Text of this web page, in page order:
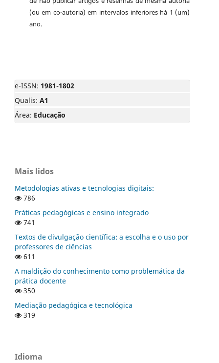
(ou em co-autoria) em intervalos inferiores há 1 (um)
ano.
e-ISSN: 1981-1802
Qualis: A1
Área: Educação
Mais lidos
Metodologias ativas e tecnologias digitais:
786
Práticas pedagógicas e ensino integrado
741
Textos de divulgação científica: a escolha e o uso por
professores de ciências
611
A maldição do conhecimento como problemática da
prática docente
350
Mediação pedagógica e tecnológica
319
Idioma